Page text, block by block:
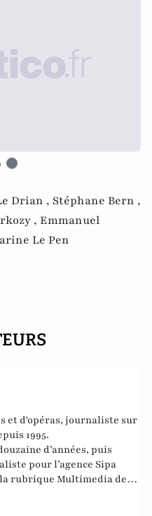
Drian , Stéphane Bern ,
, Emmanuel
Le Pen
et d'opéras, journaliste sur
1995.
d’années, puis
pour l’agence Sipa
rubrique Multimedia de
à Arrêt sur Images et de
fut blogueur, avec Le